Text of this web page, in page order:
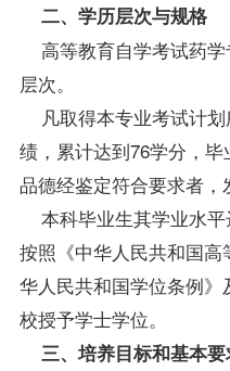
二、学历层次与规格
高等教育自学考试药学
层次。
凡取得本专业考试计划
绩，累计达到76学分，
品德经鉴定符合要求者，
本科毕业生其学业水
按照《中华人民共和国
华人民共和国学位条例
校授予学士学位。
三、培养目标和基本